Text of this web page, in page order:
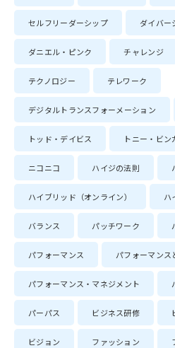
セルフリーダーシップ ダイバー
ダニエル・ピンク チャレンジ
テクノロジー テレワーク
デジタルトランスフォーメーション
トッド・デイビス トニー・ビン
ニコニコ ハイジの法則
ハイブリッド（オンライン） ハ
バランス パッチワーク
パフォーマンス パフォーマンス
パフォーマンス・マネジメント
パーパス ビジネス研修
ビジョン ファッション